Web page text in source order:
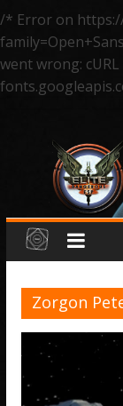
/* Error on
went wrong:
Zorgon